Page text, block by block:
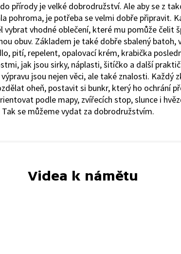
přírody je velké dobrodružství. Ale aby se z
pohroma, je potřeba se velmi dobře připravit.
vybrat vhodné oblečení, které mu pomůže čelit
obuv. Základem je také dobře sbalený batoh,
pití, repelent, opalovací krém, krabička
jak jsou sirky, náplasti, šitíčko a další
jsou nejen věci, ale také znalosti. Každý
oheň, postavit si bunkr, který ho ochrání
podle mapy, zvířecích stop, slunce i
Tak se můžeme vydat za dobrodružstvím.
Videa k námětu